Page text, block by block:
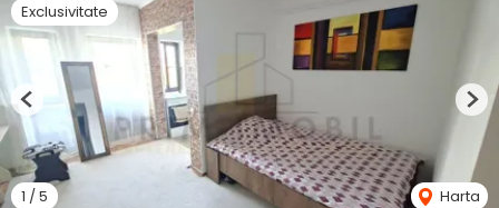
Exclusivitate
1 /5 Harta
Previous